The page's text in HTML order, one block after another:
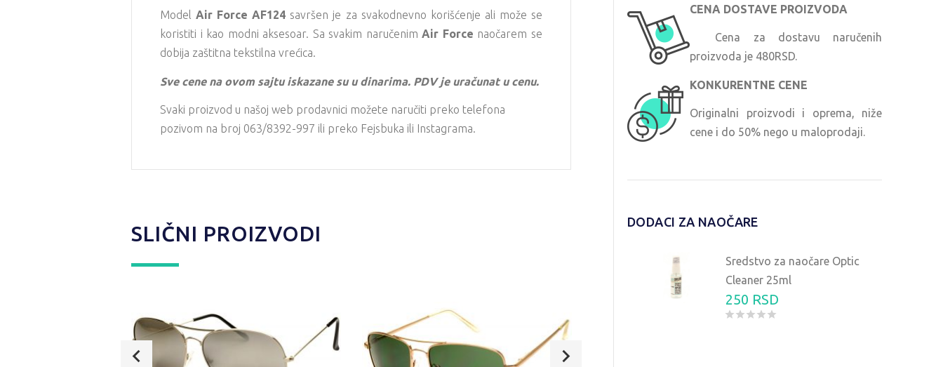
ModelAir Force AF124 savršen je za svakodnevno korišćenje ali može se
koristiti i kao modni aksesoar. Sa svakim naručenim Air Force naočarem se
dobija zaštitna tekstilna vrećica.
Sve cene na ovom sajtu iskazane su u dinarima. PDV je uračunat u cenu.
Svaki proizvod u našoj web prodavnici možete naručiti preko telefona
pozivom na broj 063/8392-997 ili preko Fejsbuka ili Instagrama.
SLIČNI PROIZVODI
CENA DOSTAVE PROIZVODA
Cena za dostavu naručenih
proizvoda je 480RSD.
KONKURENTNE CENE
Originalni proizvodi i oprema, niže
cene i do 50% nego u maloprodaji.
DODACI ZA NAOČARE
Sredstvo za naočare Optic
Cleaner 25ml
250 RSD